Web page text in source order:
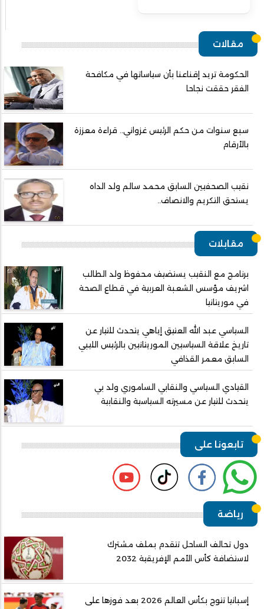
مقالات
الحكومة تريد إقناعنا بأن سياساتها في مكافحة
الفقر حققت نجاحا
سبع سنوات من حكم الرئيس غزواني.. قراءة معززة
بالأرقام
نقيب الصحفيين السابق محمد سالم ولد الداه
يستحق التكريم والانصاف..
مقابلات
برنامج مع النقيب يستضيف محفوظ ولد الطالب
اشريف مؤسس الشعبة العربية في قطاع الصحة
في موريتانيا
السياسي عبد الله العتيق إياهي يتحدث للتيار عن
تاريخ علاقة السياسيين الموريتانيين بالرئيس الليبي
السابق معمر القذافي
القيادي السياسي والنقابي الساموري ولد بي
يتحدث للتيار عن مسيرته السياسية والنقابية
تابعونا على
رياضة
دول تحالف الساحل تتقدم بملف مشترك
لاستضافة كأس الأمم الإفريقية 2032
إسبانيا تتوج بكأس العالم 2026 بعد فوزها على